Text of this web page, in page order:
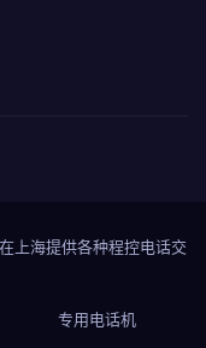
上海提供各种程控电话交
专用电话机